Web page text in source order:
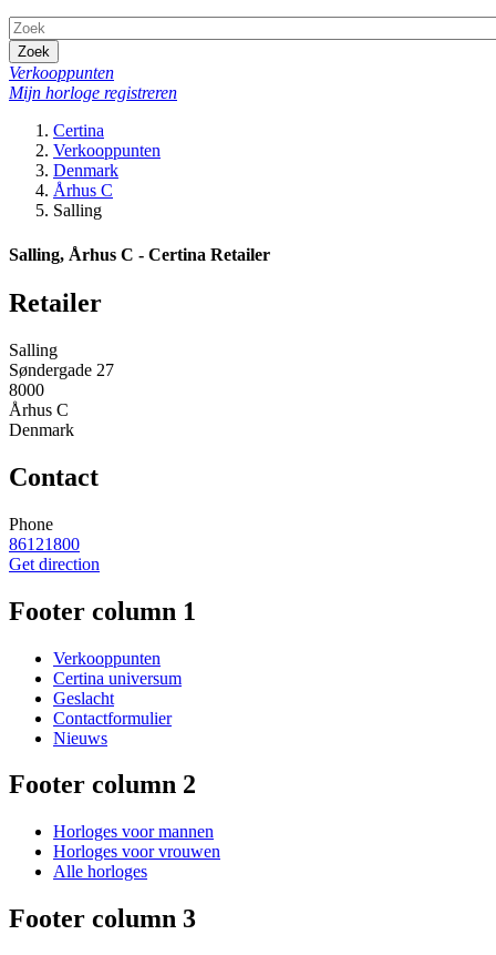
Zoek
Verkooppunten
Mijn horloge registreren
Certina
Verkooppunten
Denmark
Århus C
Salling
Salling, Århus C - Certina Retailer
Retailer
Salling
Søndergade 27
8000
Århus C
Denmark
Contact
Phone
86121800
Get direction
Footer column 1
Verkooppunten
Certina universum
Geslacht
Contactformulier
Nieuws
Footer column 2
Horloges voor mannen
Horloges voor vrouwen
Alle horloges
Footer column 3